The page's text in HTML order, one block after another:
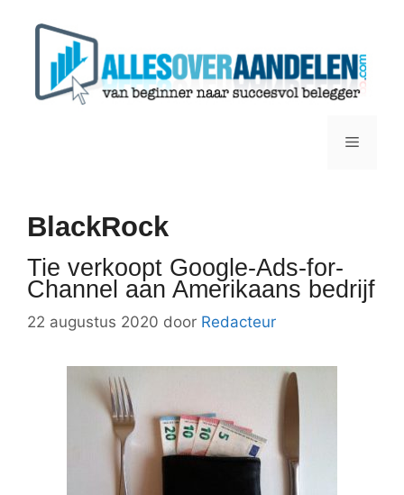
Menu
BlackRock
Tie verkoopt Google-Ads-for-
Channel aan Amerikaans bedrijf
22 augustus 2020 door Redacteur